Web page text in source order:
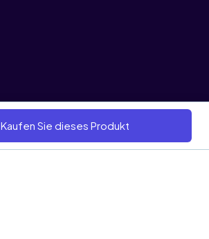
Kaufen Sie dieses Produkt